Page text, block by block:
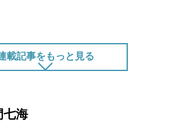
載記事をもっと見る
公開終了
七海